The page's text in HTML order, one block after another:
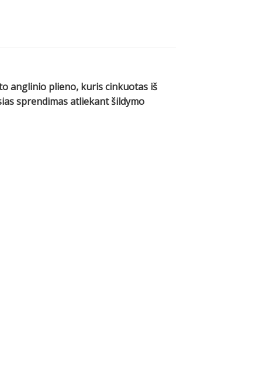
anglinio plieno, kuris cinkuotas iš
sprendimas atliekant šildymo